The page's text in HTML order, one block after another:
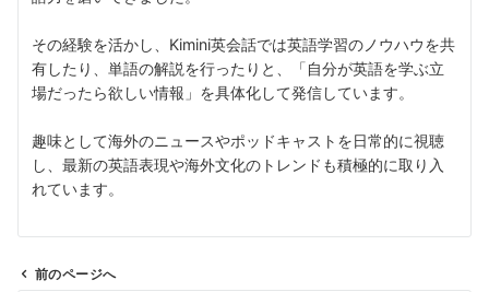
その経験を活かし、Kimini英会話では英語学習のノウハウを共
有したり、単語の解説を行ったりと、「自分が英語を学ぶ立
場だったら欲しい情報」を具体化して発信しています。
趣味として海外のニュースやポッドキャストを日常的に視聴
し、最新の英語表現や海外文化のトレンドも積極的に取り入
れています。
前のページへ